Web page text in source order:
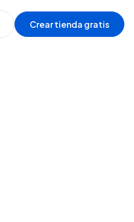
Crear tienda gratis